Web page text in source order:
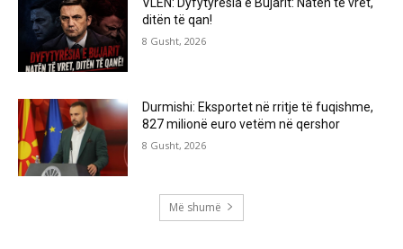
VLEN: Dyfytyrësia e Bujarit: Natën të vret,
ditën të qan!
8 Gusht, 2026
Durmishi: Eksportet në rritje të fuqishme,
827 milionë euro vetëm në qershor
8 Gusht, 2026
Më shumë